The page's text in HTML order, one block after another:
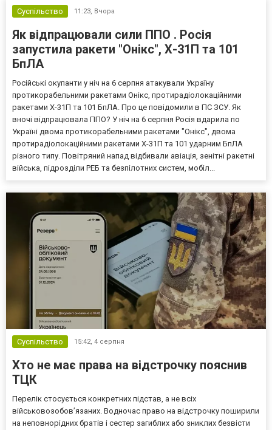
Суспільство 11:23, Вчора
Як відпрацювали сили ППО . Росія
запустила ракети "Онікс", Х-31П та 101
БпЛА
Російські окупанти у ніч на 6 серпня атакували Україну
протикорабельними ракетами Онікс, протирадіолокаційними
ракетами Х-31П та 101 БпЛА. Про це повідомили в ПС ЗСУ. Як
вночі відпрацювала ППО? У ніч на 6 серпня Росія вдарила по
Україні двома протикорабельними ракетами "Онікс", двома
протирадіолокаційними ракетами Х-31П та 101 ударним БпЛА
різного типу. Повітряний напад відбивали авіація, зенітні ракетні
війська, підрозділи РЕБ та безпілотних систем, мобіл...
Суспільство 15:42, 4 серпня
Хто не має права на відстрочку пояснив
ТЦК
Перелік стосується конкретних підстав, а не всіх
військовозобов’язаних. Водночас право на відстрочку поширили
на неповнорідних братів і сестер загиблих або зниклих безвісти